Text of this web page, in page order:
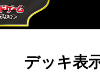
デッキ表